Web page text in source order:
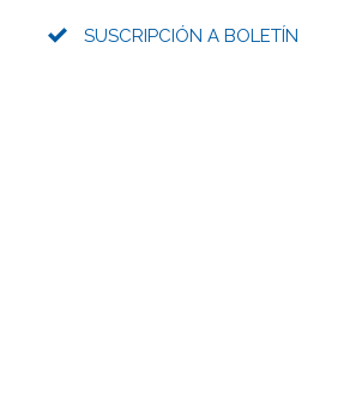
SUSCRIPCIÓN A BOLETÍN